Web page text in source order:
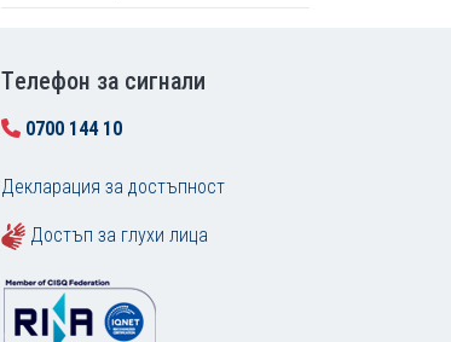
Tелефон за сигнали
0700 144 10
Декларация за достъпност
Достъп за глухи лица